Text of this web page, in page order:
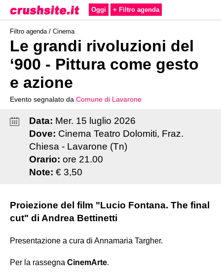
Oggi + Filtro agenda
Filtro agenda / Cinema
Le grandi rivoluzioni del
‘900 - Pittura come gesto
e azione
Evento segnalato da Comune di Lavarone
Data: Mer. 15 luglio 2026
Dove: Cinema Teatro Dolomiti, Fraz.
Chiesa - Lavarone (Tn)
Orario: ore 21.00
Note: € 3,50
Proiezione del film "Lucio Fontana. The final
cut" di Andrea Bettinetti
Presentazione a cura di Annamaria Targher.
Per la rassegna CinemArte.